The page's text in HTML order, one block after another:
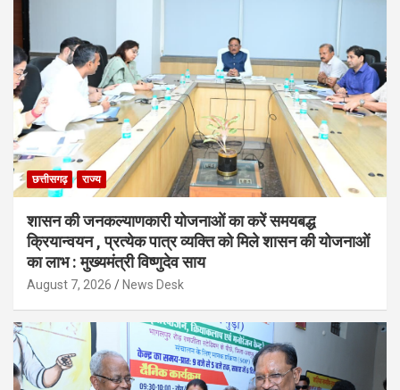
छत्तीसगढ़ राज्य
शासन की जनकल्याणकारी योजनाओं का करें समयबद्ध
क्रियान्वयन , प्रत्येक पात्र व्यक्ति को मिले शासन की योजनाओं
का लाभ : मुख्यमंत्री विष्णुदेव साय
August 7, 2026 News Desk